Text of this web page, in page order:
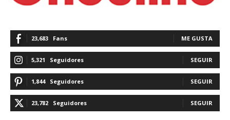
23,683 Fans ME GUSTA
5,321 Seguidores SEGUIR
1,844 Seguidores SEGUIR
23,782 Seguidores SEGUIR